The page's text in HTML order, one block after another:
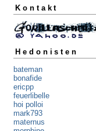
Kontakt
Hedonisten
bateman
bonafide
ericpp
feuerlibelle
hoi polloi
mark793
maternus